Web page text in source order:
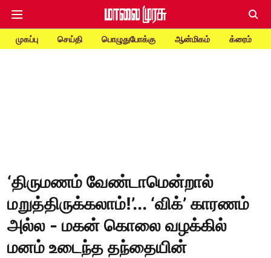
முகப்பு செய்தி பொழுதுபோக்கு ஆன்மிகம் க்ரைம்
‘திருமணம் வேண்டாமென்றால்
மறுத்திருக்கலாம்!’... ‘விக்’ காரணம்
அல்ல - மகன் கொலை வழக்கில்
மனம் உடைந்த தந்தையின்